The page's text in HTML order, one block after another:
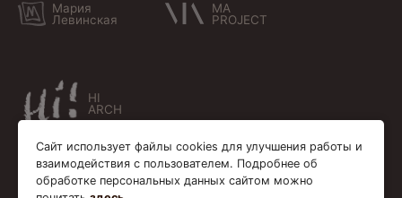
Мария
Левинская
MA
PROJECT
HI
ARCH
Сайт использует файлы cookies для улучшения работы и
взаимодействия с пользователем. Подробнее об
обработке персональных данных сайтом можно